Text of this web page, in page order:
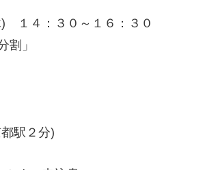
１４：３０～１６：３０
割」
駅２分)